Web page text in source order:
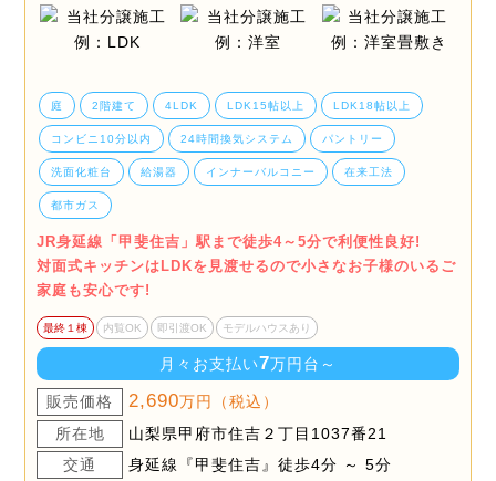
庭 2階建て 4LDK LDK15帖以上 LDK18帖以上
コンビニ10分以内 24時間換気システム パントリー
洗面化粧台 給湯器 インナーバルコニー 在来工法
都市ガス
JR身延線「甲斐住吉」駅まで徒歩4～5分で利便性良好!
対面式キッチンはLDKを見渡せるので小さなお子様のいるご
家庭も安心です!
最終１棟 内覧OK 即引渡OK モデルハウスあり
月々お支払い7万円台～
販売価格 2,690万円（税込）
所在地
山梨県甲府市住吉２丁目1037番21
交通
身延線『甲斐住吉』徒歩4分 ～ 5分